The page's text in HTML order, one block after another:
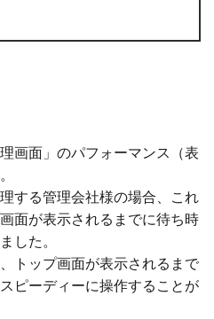
画面」のパフォーマンス（表
する管理会社様の場合、これ
面が表示されるまでに待ち時
した。
トップ画面が表示されるまで
ピーディーに操作することが